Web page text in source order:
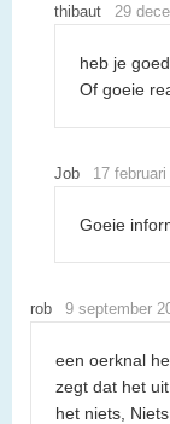
thibaut 29
heb je
Of goeie
Job 17 februari
Goeie
rob 9 september
een oerknal
zegt dat het
het niets,